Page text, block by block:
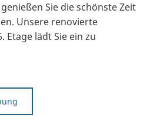
Sie die schönste Zeit
Unsere renovierte
Etage lädt Sie ein zu